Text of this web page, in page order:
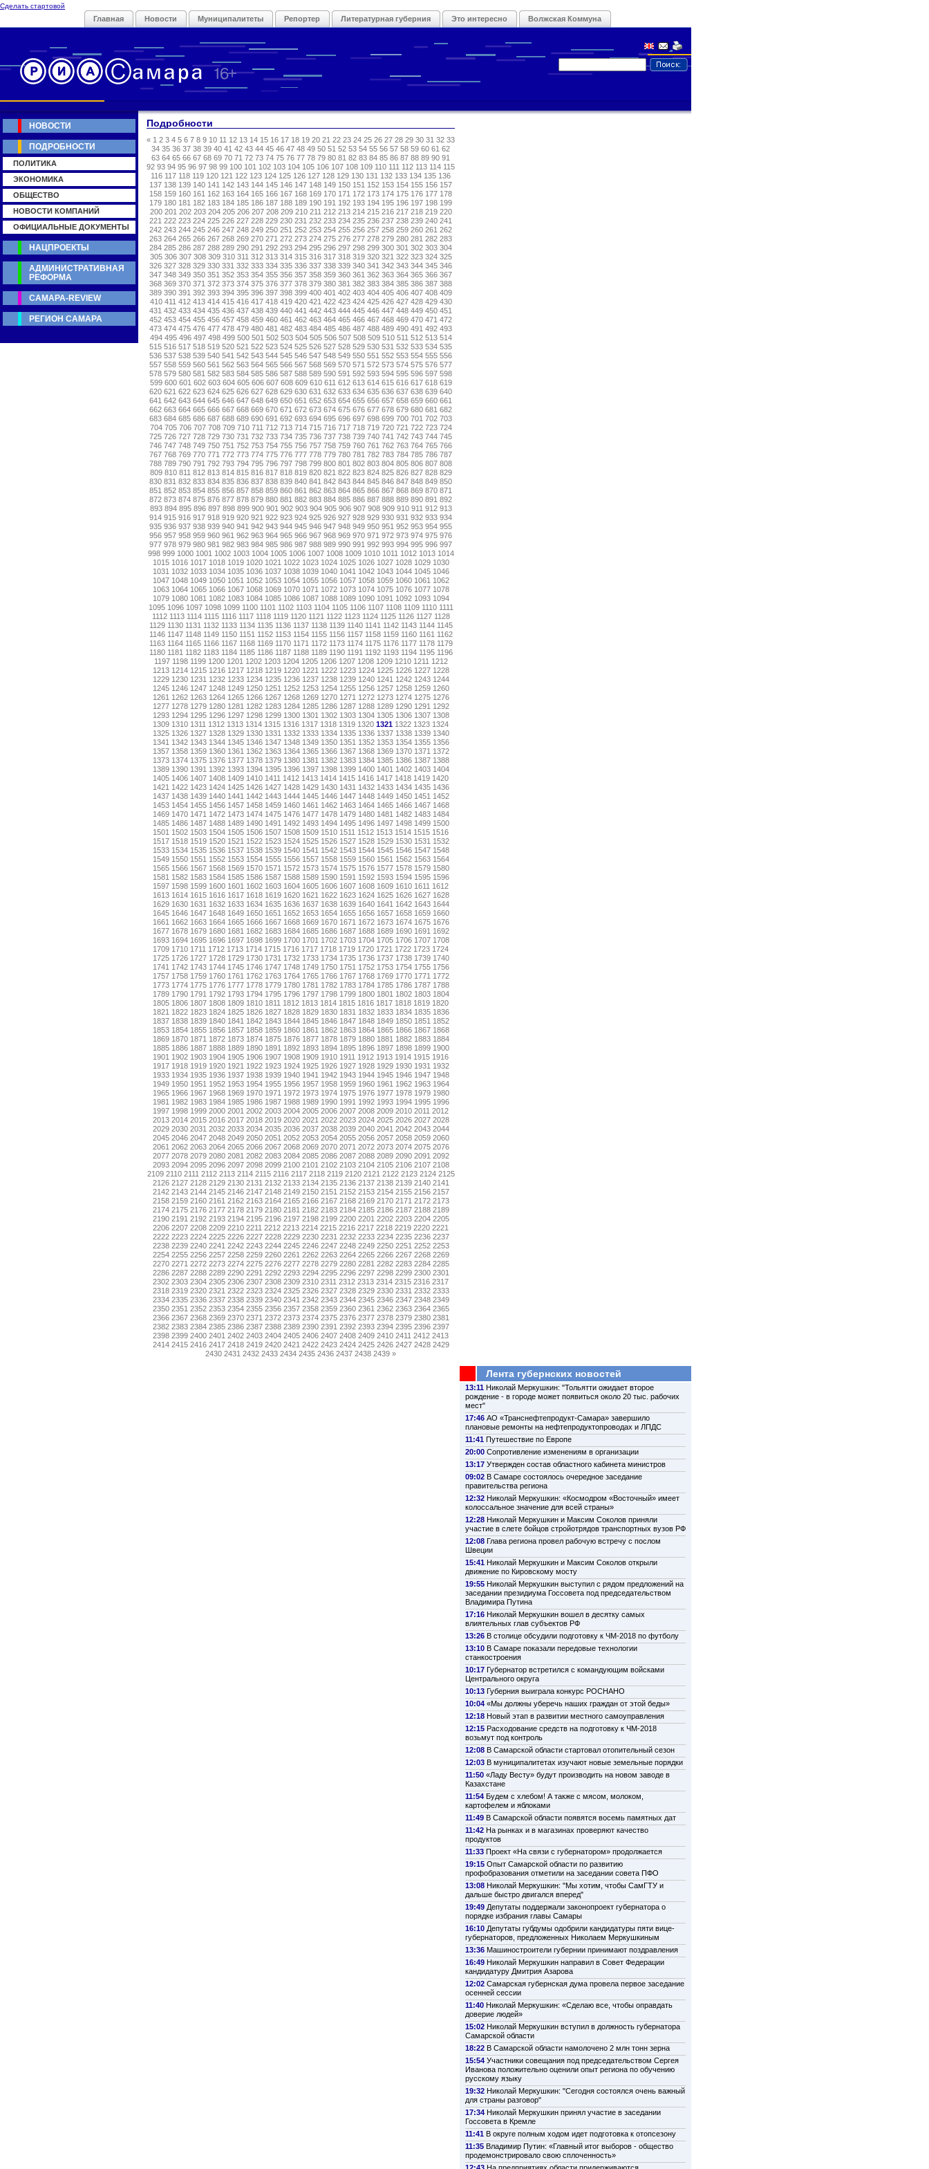
Сделать стартовой
Главная Новости Муниципалитеты Репортер Литературная губерния Это интересно Волжская Коммуна
Подробности
« 1 2 3 4 5 6 7 8 9 10 11 12 13 14 15 16 17 18 19 20 21 22 23 24 25 26 27 28 29 30 31 32 33
34 35 36 37 38 39 40 41 42 43 44 45 46 47 48 49 50 51 52 53 54 55 56 57 58 59 60 61 62
63 64 65 66 67 68 69 70 71 72 73 74 75 76 77 78 79 80 81 82 83 84 85 86 87 88 89 90 91
92 93 94 95 96 97 98 99 100 101 102 103 104 105 106 107 108 109 110 111 112 113 114 115
116 117 118 119 120 121 122 123 124 125 126 127 128 129 130 131 132 133 134 135 136
137 138 139 140 141 142 143 144 145 146 147 148 149 150 151 152 153 154 155 156 157
158 159 160 161 162 163 164 165 166 167 168 169 170 171 172 173 174 175 176 177 178
179 180 181 182 183 184 185 186 187 188 189 190 191 192 193 194 195 196 197 198 199
200 201 202 203 204 205 206 207 208 209 210 211 212 213 214 215 216 217 218 219 220
221 222 223 224 225 226 227 228 229 230 231 232 233 234 235 236 237 238 239 240 241
242 243 244 245 246 247 248 249 250 251 252 253 254 255 256 257 258 259 260 261 262
263 264 265 266 267 268 269 270 271 272 273 274 275 276 277 278 279 280 281 282 283
284 285 286 287 288 289 290 291 292 293 294 295 296 297 298 299 300 301 302 303 304
305 306 307 308 309 310 311 312 313 314 315 316 317 318 319 320 321 322 323 324 325
326 327 328 329 330 331 332 333 334 335 336 337 338 339 340 341 342 343 344 345 346
347 348 349 350 351 352 353 354 355 356 357 358 359 360 361 362 363 364 365 366 367
368 369 370 371 372 373 374 375 376 377 378 379 380 381 382 383 384 385 386 387 388
389 390 391 392 393 394 395 396 397 398 399 400 401 402 403 404 405 406 407 408 409
410 411 412 413 414 415 416 417 418 419 420 421 422 423 424 425 426 427 428 429 430
431 432 433 434 435 436 437 438 439 440 441 442 443 444 445 446 447 448 449 450 451
452 453 454 455 456 457 458 459 460 461 462 463 464 465 466 467 468 469 470 471 472
473 474 475 476 477 478 479 480 481 482 483 484 485 486 487 488 489 490 491 492 493
494 495 496 497 498 499 500 501 502 503 504 505 506 507 508 509 510 511 512 513 514
515 516 517 518 519 520 521 522 523 524 525 526 527 528 529 530 531 532 533 534 535
536 537 538 539 540 541 542 543 544 545 546 547 548 549 550 551 552 553 554 555 556
557 558 559 560 561 562 563 564 565 566 567 568 569 570 571 572 573 574 575 576 577
578 579 580 581 582 583 584 585 586 587 588 589 590 591 592 593 594 595 596 597 598
599 600 601 602 603 604 605 606 607 608 609 610 611 612 613 614 615 616 617 618 619
620 621 622 623 624 625 626 627 628 629 630 631 632 633 634 635 636 637 638 639 640
641 642 643 644 645 646 647 648 649 650 651 652 653 654 655 656 657 658 659 660 661
662 663 664 665 666 667 668 669 670 671 672 673 674 675 676 677 678 679 680 681 682
683 684 685 686 687 688 689 690 691 692 693 694 695 696 697 698 699 700 701 702 703
704 705 706 707 708 709 710 711 712 713 714 715 716 717 718 719 720 721 722 723 724
725 726 727 728 729 730 731 732 733 734 735 736 737 738 739 740 741 742 743 744 745
746 747 748 749 750 751 752 753 754 755 756 757 758 759 760 761 762 763 764 765 766
767 768 769 770 771 772 773 774 775 776 777 778 779 780 781 782 783 784 785 786 787
788 789 790 791 792 793 794 795 796 797 798 799 800 801 802 803 804 805 806 807 808
809 810 811 812 813 814 815 816 817 818 819 820 821 822 823 824 825 826 827 828 829
830 831 832 833 834 835 836 837 838 839 840 841 842 843 844 845 846 847 848 849 850
851 852 853 854 855 856 857 858 859 860 861 862 863 864 865 866 867 868 869 870 871
872 873 874 875 876 877 878 879 880 881 882 883 884 885 886 887 888 889 890 891 892
893 894 895 896 897 898 899 900 901 902 903 904 905 906 907 908 909 910 911 912 913
914 915 916 917 918 919 920 921 922 923 924 925 926 927 928 929 930 931 932 933 934
935 936 937 938 939 940 941 942 943 944 945 946 947 948 949 950 951 952 953 954 955
956 957 958 959 960 961 962 963 964 965 966 967 968 969 970 971 972 973 974 975 976
977 978 979 980 981 982 983 984 985 986 987 988 989 990 991 992 993 994 995 996 997
998 999 1000 1001 1002 1003 1004 1005 1006 1007 1008 1009 1010 1011 1012 1013 1014
1015 1016 1017 1018 1019 1020 1021 1022 1023 1024 1025 1026 1027 1028 1029 1030
1031 1032 1033 1034 1035 1036 1037 1038 1039 1040 1041 1042 1043 1044 1045 1046
1047 1048 1049 1050 1051 1052 1053 1054 1055 1056 1057 1058 1059 1060 1061 1062
1063 1064 1065 1066 1067 1068 1069 1070 1071 1072 1073 1074 1075 1076 1077 1078
1079 1080 1081 1082 1083 1084 1085 1086 1087 1088 1089 1090 1091 1092 1093 1094
1095 1096 1097 1098 1099 1100 1101 1102 1103 1104 1105 1106 1107 1108 1109 1110 1111
1112 1113 1114 1115 1116 1117 1118 1119 1120 1121 1122 1123 1124 1125 1126 1127 1128
1129 1130 1131 1132 1133 1134 1135 1136 1137 1138 1139 1140 1141 1142 1143 1144 1145
1146 1147 1148 1149 1150 1151 1152 1153 1154 1155 1156 1157 1158 1159 1160 1161 1162
1163 1164 1165 1166 1167 1168 1169 1170 1171 1172 1173 1174 1175 1176 1177 1178 1179
1180 1181 1182 1183 1184 1185 1186 1187 1188 1189 1190 1191 1192 1193 1194 1195 1196
1197 1198 1199 1200 1201 1202 1203 1204 1205 1206 1207 1208 1209 1210 1211 1212
1213 1214 1215 1216 1217 1218 1219 1220 1221 1222 1223 1224 1225 1226 1227 1228
1229 1230 1231 1232 1233 1234 1235 1236 1237 1238 1239 1240 1241 1242 1243 1244
1245 1246 1247 1248 1249 1250 1251 1252 1253 1254 1255 1256 1257 1258 1259 1260
1261 1262 1263 1264 1265 1266 1267 1268 1269 1270 1271 1272 1273 1274 1275 1276
1277 1278 1279 1280 1281 1282 1283 1284 1285 1286 1287 1288 1289 1290 1291 1292
1293 1294 1295 1296 1297 1298 1299 1300 1301 1302 1303 1304 1305 1306 1307 1308
1309 1310 1311 1312 1313 1314 1315 1316 1317 1318 1319 1320 1321 1322 1323 1324
1325 1326 1327 1328 1329 1330 1331 1332 1333 1334 1335 1336 1337 1338 1339 1340
1341 1342 1343 1344 1345 1346 1347 1348 1349 1350 1351 1352 1353 1354 1355 1356
1357 1358 1359 1360 1361 1362 1363 1364 1365 1366 1367 1368 1369 1370 1371 1372
1373 1374 1375 1376 1377 1378 1379 1380 1381 1382 1383 1384 1385 1386 1387 1388
1389 1390 1391 1392 1393 1394 1395 1396 1397 1398 1399 1400 1401 1402 1403 1404
1405 1406 1407 1408 1409 1410 1411 1412 1413 1414 1415 1416 1417 1418 1419 1420
1421 1422 1423 1424 1425 1426 1427 1428 1429 1430 1431 1432 1433 1434 1435 1436
1437 1438 1439 1440 1441 1442 1443 1444 1445 1446 1447 1448 1449 1450 1451 1452
1453 1454 1455 1456 1457 1458 1459 1460 1461 1462 1463 1464 1465 1466 1467 1468
1469 1470 1471 1472 1473 1474 1475 1476 1477 1478 1479 1480 1481 1482 1483 1484
1485 1486 1487 1488 1489 1490 1491 1492 1493 1494 1495 1496 1497 1498 1499 1500
1501 1502 1503 1504 1505 1506 1507 1508 1509 1510 1511 1512 1513 1514 1515 1516
1517 1518 1519 1520 1521 1522 1523 1524 1525 1526 1527 1528 1529 1530 1531 1532
1533 1534 1535 1536 1537 1538 1539 1540 1541 1542 1543 1544 1545 1546 1547 1548
1549 1550 1551 1552 1553 1554 1555 1556 1557 1558 1559 1560 1561 1562 1563 1564
1565 1566 1567 1568 1569 1570 1571 1572 1573 1574 1575 1576 1577 1578 1579 1580
1581 1582 1583 1584 1585 1586 1587 1588 1589 1590 1591 1592 1593 1594 1595 1596
1597 1598 1599 1600 1601 1602 1603 1604 1605 1606 1607 1608 1609 1610 1611 1612
1613 1614 1615 1616 1617 1618 1619 1620 1621 1622 1623 1624 1625 1626 1627 1628
1629 1630 1631 1632 1633 1634 1635 1636 1637 1638 1639 1640 1641 1642 1643 1644
1645 1646 1647 1648 1649 1650 1651 1652 1653 1654 1655 1656 1657 1658 1659 1660
1661 1662 1663 1664 1665 1666 1667 1668 1669 1670 1671 1672 1673 1674 1675 1676
1677 1678 1679 1680 1681 1682 1683 1684 1685 1686 1687 1688 1689 1690 1691 1692
1693 1694 1695 1696 1697 1698 1699 1700 1701 1702 1703 1704 1705 1706 1707 1708
1709 1710 1711 1712 1713 1714 1715 1716 1717 1718 1719 1720 1721 1722 1723 1724
1725 1726 1727 1728 1729 1730 1731 1732 1733 1734 1735 1736 1737 1738 1739 1740
1741 1742 1743 1744 1745 1746 1747 1748 1749 1750 1751 1752 1753 1754 1755 1756
1757 1758 1759 1760 1761 1762 1763 1764 1765 1766 1767 1768 1769 1770 1771 1772
1773 1774 1775 1776 1777 1778 1779 1780 1781 1782 1783 1784 1785 1786 1787 1788
1789 1790 1791 1792 1793 1794 1795 1796 1797 1798 1799 1800 1801 1802 1803 1804
1805 1806 1807 1808 1809 1810 1811 1812 1813 1814 1815 1816 1817 1818 1819 1820
1821 1822 1823 1824 1825 1826 1827 1828 1829 1830 1831 1832 1833 1834 1835 1836
1837 1838 1839 1840 1841 1842 1843 1844 1845 1846 1847 1848 1849 1850 1851 1852
1853 1854 1855 1856 1857 1858 1859 1860 1861 1862 1863 1864 1865 1866 1867 1868
1869 1870 1871 1872 1873 1874 1875 1876 1877 1878 1879 1880 1881 1882 1883 1884
1885 1886 1887 1888 1889 1890 1891 1892 1893 1894 1895 1896 1897 1898 1899 1900
1901 1902 1903 1904 1905 1906 1907 1908 1909 1910 1911 1912 1913 1914 1915 1916
1917 1918 1919 1920 1921 1922 1923 1924 1925 1926 1927 1928 1929 1930 1931 1932
1933 1934 1935 1936 1937 1938 1939 1940 1941 1942 1943 1944 1945 1946 1947 1948
1949 1950 1951 1952 1953 1954 1955 1956 1957 1958 1959 1960 1961 1962 1963 1964
1965 1966 1967 1968 1969 1970 1971 1972 1973 1974 1975 1976 1977 1978 1979 1980
1981 1982 1983 1984 1985 1986 1987 1988 1989 1990 1991 1992 1993 1994 1995 1996
1997 1998 1999 2000 2001 2002 2003 2004 2005 2006 2007 2008 2009 2010 2011 2012
2013 2014 2015 2016 2017 2018 2019 2020 2021 2022 2023 2024 2025 2026 2027 2028
2029 2030 2031 2032 2033 2034 2035 2036 2037 2038 2039 2040 2041 2042 2043 2044
2045 2046 2047 2048 2049 2050 2051 2052 2053 2054 2055 2056 2057 2058 2059 2060
2061 2062 2063 2064 2065 2066 2067 2068 2069 2070 2071 2072 2073 2074 2075 2076
2077 2078 2079 2080 2081 2082 2083 2084 2085 2086 2087 2088 2089 2090 2091 2092
2093 2094 2095 2096 2097 2098 2099 2100 2101 2102 2103 2104 2105 2106 2107 2108
2109 2110 2111 2112 2113 2114 2115 2116 2117 2118 2119 2120 2121 2122 2123 2124 2125
2126 2127 2128 2129 2130 2131 2132 2133 2134 2135 2136 2137 2138 2139 2140 2141
2142 2143 2144 2145 2146 2147 2148 2149 2150 2151 2152 2153 2154 2155 2156 2157
2158 2159 2160 2161 2162 2163 2164 2165 2166 2167 2168 2169 2170 2171 2172 2173
2174 2175 2176 2177 2178 2179 2180 2181 2182 2183 2184 2185 2186 2187 2188 2189
2190 2191 2192 2193 2194 2195 2196 2197 2198 2199 2200 2201 2202 2203 2204 2205
2206 2207 2208 2209 2210 2211 2212 2213 2214 2215 2216 2217 2218 2219 2220 2221
2222 2223 2224 2225 2226 2227 2228 2229 2230 2231 2232 2233 2234 2235 2236 2237
2238 2239 2240 2241 2242 2243 2244 2245 2246 2247 2248 2249 2250 2251 2252 2253
2254 2255 2256 2257 2258 2259 2260 2261 2262 2263 2264 2265 2266 2267 2268 2269
2270 2271 2272 2273 2274 2275 2276 2277 2278 2279 2280 2281 2282 2283 2284 2285
2286 2287 2288 2289 2290 2291 2292 2293 2294 2295 2296 2297 2298 2299 2300 2301
2302 2303 2304 2305 2306 2307 2308 2309 2310 2311 2312 2313 2314 2315 2316 2317
2318 2319 2320 2321 2322 2323 2324 2325 2326 2327 2328 2329 2330 2331 2332 2333
2334 2335 2336 2337 2338 2339 2340 2341 2342 2343 2344 2345 2346 2347 2348 2349
2350 2351 2352 2353 2354 2355 2356 2357 2358 2359 2360 2361 2362 2363 2364 2365
2366 2367 2368 2369 2370 2371 2372 2373 2374 2375 2376 2377 2378 2379 2380 2381
2382 2383 2384 2385 2386 2387 2388 2389 2390 2391 2392 2393 2394 2395 2396 2397
2398 2399 2400 2401 2402 2403 2404 2405 2406 2407 2408 2409 2410 2411 2412 2413
2414 2415 2416 2417 2418 2419 2420 2421 2422 2423 2424 2425 2426 2427 2428 2429
2430 2431 2432 2433 2434 2435 2436 2437 2438 2439 »
НОВОСТИ
ПОДРОБНОСТИ
ПОЛИТИКА
ЭКОНОМИКА
ОБЩЕСТВО
НОВОСТИ КОМПАНИЙ
ОФИЦИАЛЬНЫЕ ДОКУМЕНТЫ
НАЦПРОЕКТЫ
АДМИНИСТРАТИВНАЯ
РЕФОРМА
САМАРА-REVIEW
РЕГИОН САМАРА
Лента губернских новостей
13:11 Николай Меркушкин: "Тольятти ожидает второе
рождение - в городе может появиться около 20 тыс. рабочих
мест"
17:46 АО «Транснефтепродукт-Самара» завершило
плановые ремонты на нефтепродуктопроводах и ЛПДС
11:41 Путешествие по Европе
20:00 Сопротивление изменениям в организации
13:17 Утвержден состав областного кабинета министров
09:02 В Самаре состоялось очередное заседание
правительства региона
12:32 Николай Меркушкин: «Космодром «Восточный» имеет
колоссальное значение для всей страны»
12:28 Николай Меркушкин и Максим Соколов приняли
участие в слете бойцов стройотрядов транспортных вузов РФ
12:08 Глава региона провел рабочую встречу с послом
Швеции
15:41 Николай Меркушкин и Максим Соколов открыли
движение по Кировскому мосту
19:55 Николай Меркушкин выступил с рядом предложений на
заседании президиума Госсовета под председательством
Владимира Путина
17:16 Николай Меркушкин вошел в десятку самых
влиятельных глав субъектов РФ
13:26 В столице обсудили подготовку к ЧМ-2018 по футболу
13:10 В Самаре показали передовые технологии
станкостроения
10:17 Губернатор встретился с командующим войсками
Центрального округа
10:13 Губерния выиграла конкурс РОСНАНО
10:04 «Мы должны уберечь наших граждан от этой беды»
12:18 Новый этап в развитии местного самоуправления
12:15 Расходование средств на подготовку к ЧМ-2018
возьмут под контроль
12:08 В Самарской области стартовал отопительный сезон
12:03 В муниципалитетах изучают новые земельные порядки
11:50 «Ладу Весту» будут производить на новом заводе в
Казахстане
11:54 Будем с хлебом! А также с мясом, молоком,
картофелем и яблоками
11:49 В Самарской области появятся восемь памятных дат
11:42 На рынках и в магазинах проверяют качество
продуктов
11:33 Проект «На связи с губернатором» продолжается
19:15 Опыт Самарской области по развитию
профобразования отметили на заседании совета ПФО
13:08 Николай Меркушкин: "Мы хотим, чтобы СамГТУ и
дальше быстро двигался вперед"
19:49 Депутаты поддержали законопроект губернатора о
порядке избрания главы Самары
16:10 Депутаты губдумы одобрили кандидатуры пяти вице-
губернаторов, предложенных Николаем Меркушкиным
13:36 Машиностроители губернии принимают поздравления
16:49 Николай Меркушкин направил в Совет Федерации
кандидатуру Дмитрия Азарова
12:02 Самарская губернская дума провела первое заседание
осенней сессии
11:40 Николай Меркушкин: «Сделаю все, чтобы оправдать
доверие людей»
15:02 Николай Меркушкин вступил в должность губернатора
Самарской области
18:22 В Самарской области намолочено 2 млн тонн зерна
15:54 Участники совещания под председательством Сергея
Иванова положительно оценили опыт региона по обучению
русскому языку
19:32 Николай Меркушкин: "Сегодня состоялся очень важный
для страны разговор"
17:34 Николай Меркушкин принял участие в заседании
Госсовета в Кремле
11:41 В округе полным ходом идет подготовка к отопсезону
11:35 Владимир Путин: «Главный итог выборов - общество
продемонстрировало свою сплоченность»